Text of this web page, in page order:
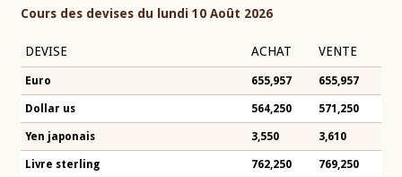
Cours des devises du lundi 10 Août 2026
DEVISE ACHAT VENTE
Euro 655,957 655,957
Dollar us 564,250 571,250
Yen japonais 3,550 3,610
Livre sterling 762,250 769,250